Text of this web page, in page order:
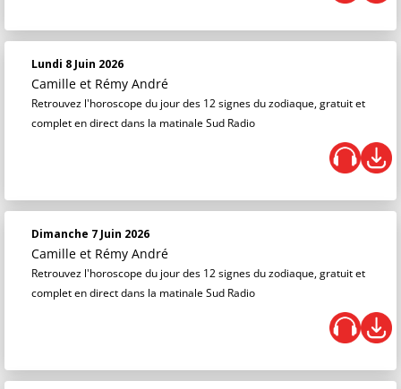
Lundi 8 Juin 2026
Camille et Rémy André
Retrouvez l'horoscope du jour des 12 signes du zodiaque, gratuit et
complet en direct dans la matinale Sud Radio
Dimanche 7 Juin 2026
Camille et Rémy André
Retrouvez l'horoscope du jour des 12 signes du zodiaque, gratuit et
complet en direct dans la matinale Sud Radio